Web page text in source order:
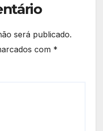
será publicado.
com *